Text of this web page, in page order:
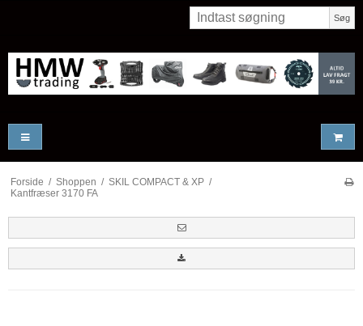
Søg
Forside / Shoppen / SKIL COMPACT & XP /
Kantfræser 3170 FA